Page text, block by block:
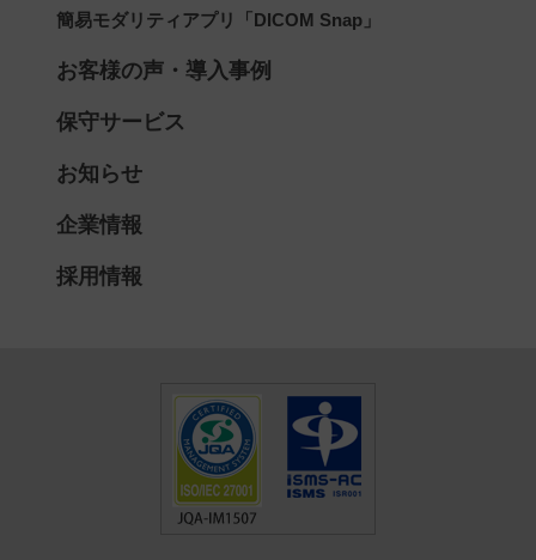
簡易モダリティアプリ「DICOM Snap」
お客様の声・導入事例
保守サービス
お知らせ
企業情報
採用情報